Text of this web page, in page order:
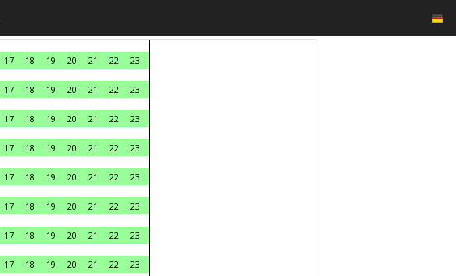
17 18 19 20 21 22
23
17 18 19 20 21 22
23
17 18 19 20 21 22
23
17 18 19 20 21 22
23
17 18 19 20 21 22
23
17 18 19 20 21 22
23
17 18 19 20 21 22
23
17 18 19 20 21 22
23